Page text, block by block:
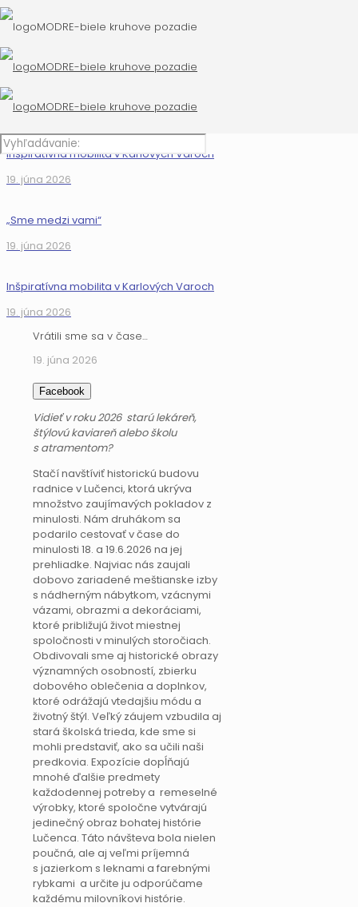
„Sme medzi vami“
19. júna 2026
Inšpiratívna mobilita v Karlových Varoch
19. júna 2026
„Sme medzi vami“
19. júna 2026
Inšpiratívna mobilita v Karlových Varoch
19. júna 2026
Vrátili sme sa v čase…
19. júna 2026
Facebook
Vidieť v roku 2026 starú lekáreň,
štýlovú kaviareň alebo školu
s atramentom?
Stačí navštíviť historickú budovu
radnice v Lučenci, ktorá ukrýva
množstvo zaujímavých pokladov z
minulosti. Nám druhákom sa
podarilo cestovať v čase do
minulosti 18. a 19.6.2026 na jej
prehliadke. Najviac nás zaujali
dobovo zariadené meštianske izby
s nádherným nábytkom, vzácnymi
vázami, obrazmi a dekoráciami,
ktoré približujú život miestnej
spoločnosti v minulých storočiach.
Obdivovali sme aj historické obrazy
významných osobností, zbierku
dobového oblečenia a doplnkov,
ktoré odrážajú vtedajšiu módu a
životný štýl. Veľký záujem vzbudila aj
stará školská trieda, kde sme si
mohli predstaviť, ako sa učili naši
predkovia. Expozície dopĺňajú
mnohé ďalšie predmety
každodennej potreby a remeselné
výrobky, ktoré spoločne vytvárajú
jedinečný obraz bohatej histórie
Lučenca. Táto návšteva bola nielen
poučná, ale aj veľmi príjemná
s jazierkom s leknami a farebnými
rybkami a určite ju odporúčame
každému milovníkovi histórie.